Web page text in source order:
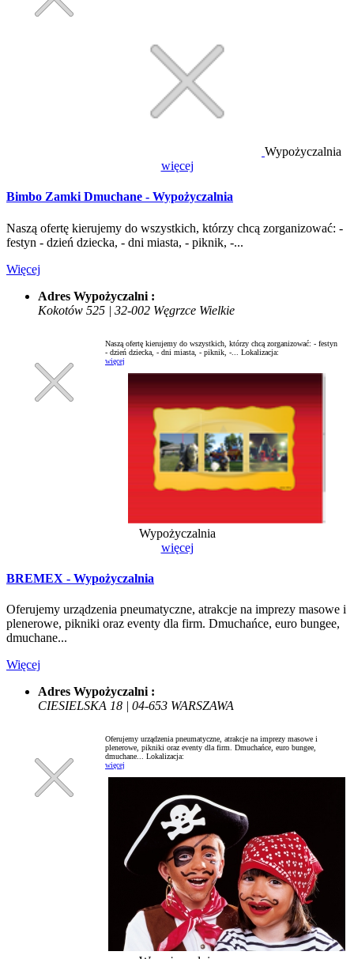
Wypożyczalnia
więcej
Bimbo Zamki Dmuchane - Wypożyczalnia
Naszą ofertę kierujemy do wszystkich, którzy chcą zorganizować: -
festyn - dzień dziecka, - dni miasta, - piknik, -...
Więcej
Adres Wypożyczalni :
Kokotów 525 | 32-002 Węgrzce Wielkie
Naszą ofertę kierujemy do wszystkich, którzy chcą zorganizować: - festyn
- dzień dziecka, - dni miasta, - piknik, -... Lokalizacja:
więcej
Wypożyczalnia
więcej
BREMEX - Wypożyczalnia
Oferujemy urządzenia pneumatyczne, atrakcje na imprezy masowe i
plenerowe, pikniki oraz eventy dla firm. Dmuchańce, euro bungee,
dmuchane...
Więcej
Adres Wypożyczalni :
CIESIELSKA 18 | 04-653 WARSZAWA
Oferujemy urządzenia pneumatyczne, atrakcje na imprezy masowe i
plenerowe, pikniki oraz eventy dla firm. Dmuchańce, euro bungee,
dmuchane... Lokalizacja:
więcej